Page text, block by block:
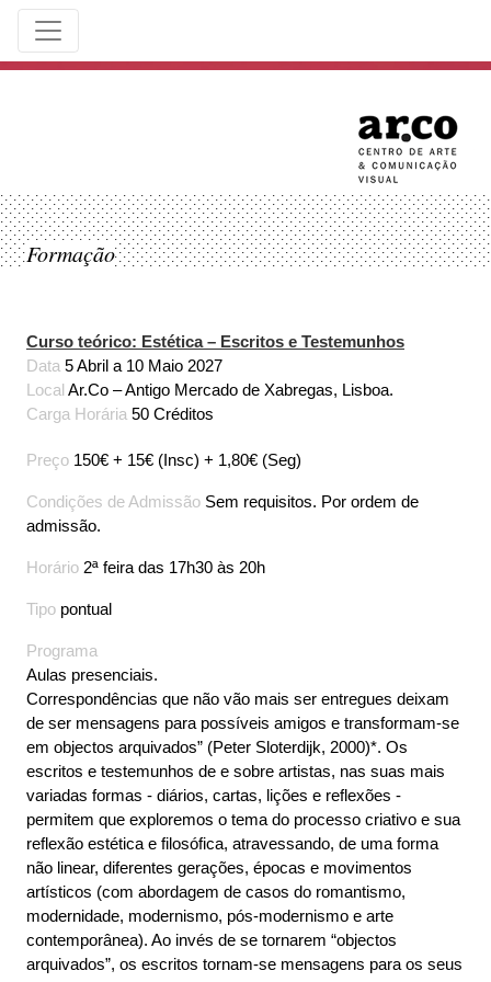
Formação
Curso teórico: Estética – Escritos e Testemunhos
Data 5 Abril a 10 Maio 2027
Local Ar.Co – Antigo Mercado de Xabregas, Lisboa.
Carga Horária 50 Créditos
Preço 150€ + 15€ (Insc) + 1,80€ (Seg)
Condições de Admissão Sem requisitos. Por ordem de
admissão.
Horário 2ª feira das 17h30 às 20h
Tipo pontual
Programa
Aulas presenciais.
Correspondências que não vão mais ser entregues deixam
de ser mensagens para possíveis amigos e transformam-se
em objectos arquivados” (Peter Sloterdijk, 2000)*. Os
escritos e testemunhos de e sobre artistas, nas suas mais
variadas formas - diários, cartas, lições e reflexões -
permitem que exploremos o tema do processo criativo e sua
reflexão estética e filosófica, atravessando, de uma forma
não linear, diferentes gerações, épocas e movimentos
artísticos (com abordagem de casos do romantismo,
modernidade, modernismo, pós-modernismo e arte
contemporânea). Ao invés de se tornarem “objectos
arquivados”, os escritos tornam-se mensagens para os seus